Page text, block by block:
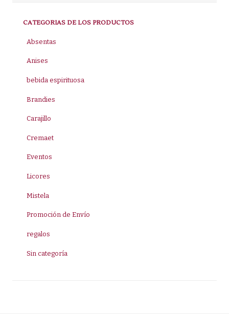
CATEGORIAS DE LOS PRODUCTOS
Absentas
Anises
bebida espirituosa
Brandies
Carajillo
Cremaet
Eventos
Licores
Mistela
Promoción de Envío
regalos
Sin categoría